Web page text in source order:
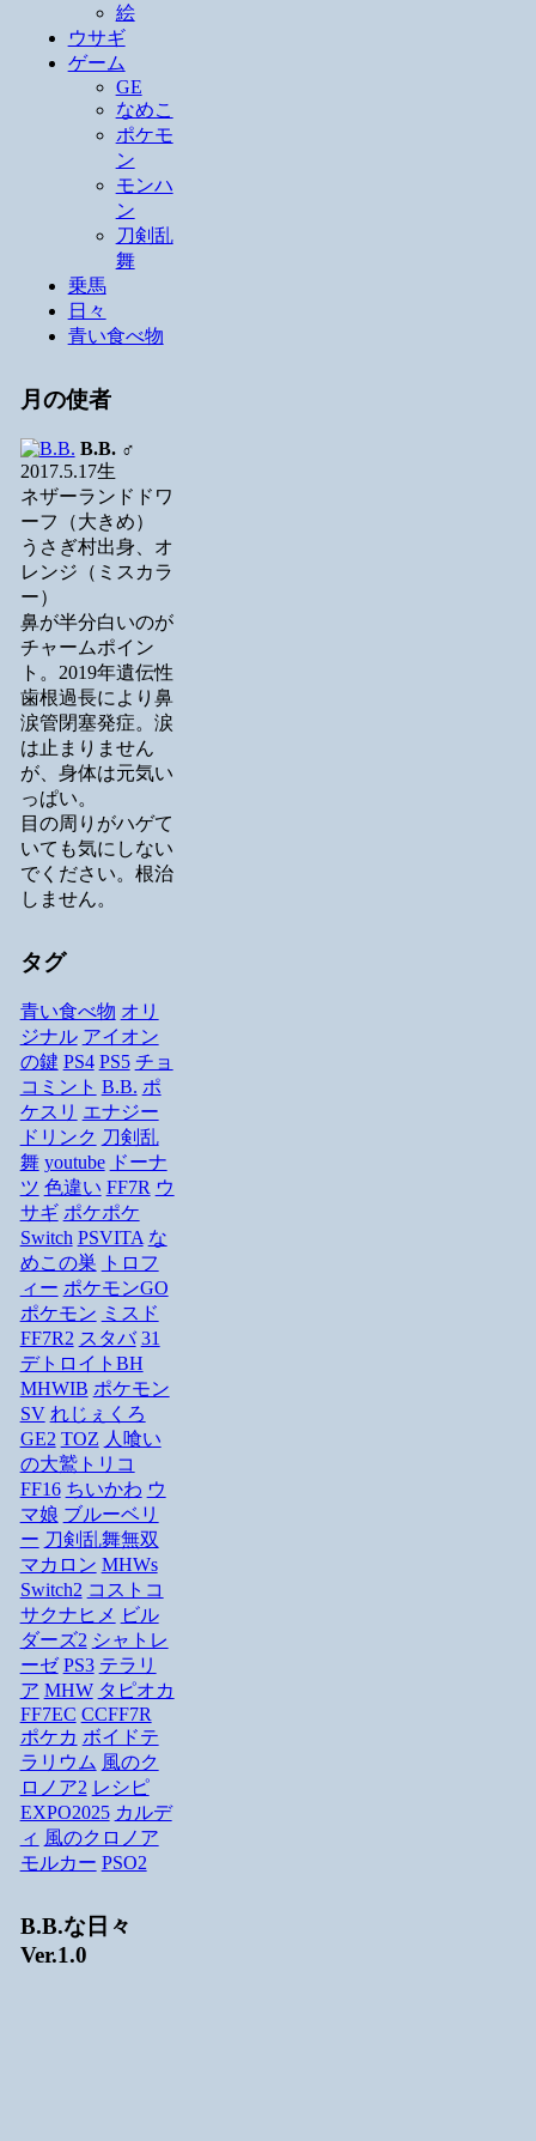
絵
ウサギ
ゲーム
GE
なめこ
ポケモ
ン
モンハ
ン
刀剣乱
舞
乗馬
日々
青い食べ物
月の使者
B.B.♂
2017.5.17生
ネザーランドドワ
ーフ（大きめ）
うさぎ村出身、オ
レンジ（ミスカラ
ー）
鼻が半分白いのが
チャームポイン
ト。2019年遺伝性
歯根過長により鼻
涙管閉塞発症。涙
は止まりません
が、身体は元気い
っぱい。
目の周りがハゲて
いても気にしない
でください。根治
しません。
タグ
青い食べ物 オリ
ジナル アイオン
の鍵 PS4 PS5 チョ
コミント B.B. ポ
ケスリ エナジー
ドリンク 刀剣乱
舞 youtube
ドーナ
ツ 色違い FF7R ウ
サギ ポケポケ
Switch PSVITA な
めこの巣
トロフ
ィー ポケモンGO
ポケモン ミスド
FF7R2 スタバ 31
デトロイトBH
MHWIB ポケモン
SV れじぇくろ
GE2 TOZ 人喰い
の大鷲トリコ
FF16 ちいかわ ウ
マ娘 ブルーベリ
ー 刀剣乱舞無双
マカロン MHWs
Switch2 コストコ
サクナヒメ ビル
ダーズ2 シャトレ
ーゼ PS3 テラリ
ア MHW タピオカ
FF7EC CCFF7R
ポケカ ボイドテ
ラリウム 風のク
ロノア2 レシピ
EXPO2025 カルデ
ィ 風のクロノア
モルカー PSO2
B.B.な日々
Ver.1.0